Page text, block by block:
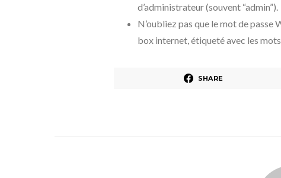
d’administrateur (souvent “admin”).
N’oubliez pas que le mot de
box internet, étiqueté avec les
SHARE